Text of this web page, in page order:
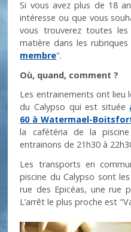
Si vous avez plus de 18
intéresse ou que vous
vous trouverez toutes
matière dans les rubriques
membre".
Où, quand, comment ?
Les entrainements ont lieu
du Calypso qui est située
60 à Watermael-
la cafétéria de la
entrainons de 21h30 à
Les transports en
piscine du Calypso sont
rue des Epicéas, une rue
L’arrêt le plus proche est